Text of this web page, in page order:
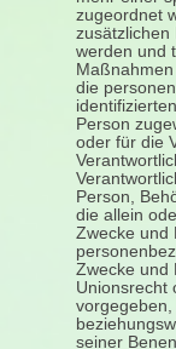
zugeordnet
zusätzlichen
werden und
die
Person
oder für die
Person,
die allein
Zwecke und
Zwecke und
Unionsrecht
seiner